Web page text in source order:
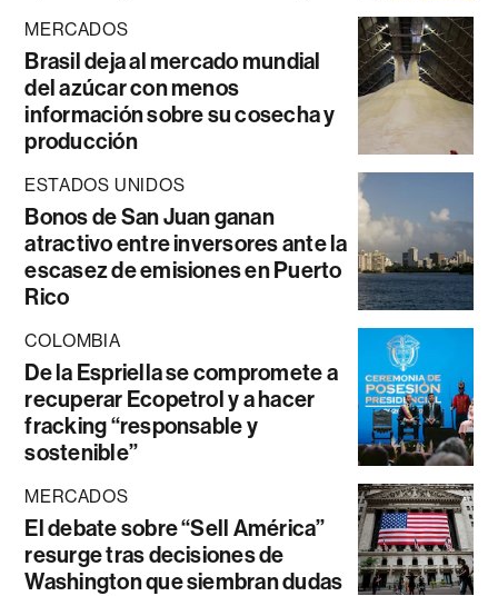
MERCADOS
Brasil deja al mercado mundial
del azúcar con menos
información sobre su cosecha y
producción
ESTADOS UNIDOS
Bonos de San Juan ganan
atractivo entre inversores ante la
escasez de emisiones en Puerto
Rico
COLOMBIA
De la Espriella se compromete a
recuperar Ecopetrol y a hacer
fracking “responsable y
sostenible”
MERCADOS
El debate sobre “Sell América”
resurge tras decisiones de
Washington que siembran dudas